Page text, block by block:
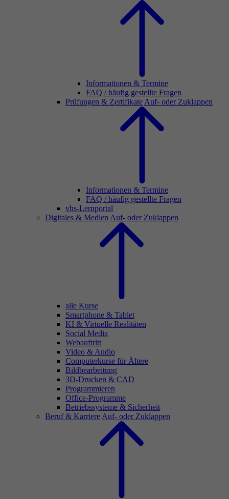
Informationen & Termine
FAQ / häufig gestellte Fragen
Prüfungen & Zertifikate Auf- oder Zuklappen
Informationen & Termine
FAQ / häufig gestellte Fragen
vhs-Lernportal
Digitales & Medien Auf- oder Zuklappen
alle Kurse
Smartphone & Tablet
KI & Virtuelle Realitäten
Social Media
Webauftritt
Video & Audio
Computerkurse für Ältere
Bildbearbeitung
3D-Drucken & CAD
Programmieren
Office-Programme
Betriebssysteme & Sicherheit
Beruf & Karriere Auf- oder Zuklappen